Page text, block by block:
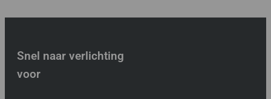
Snel naar verlichting
voor